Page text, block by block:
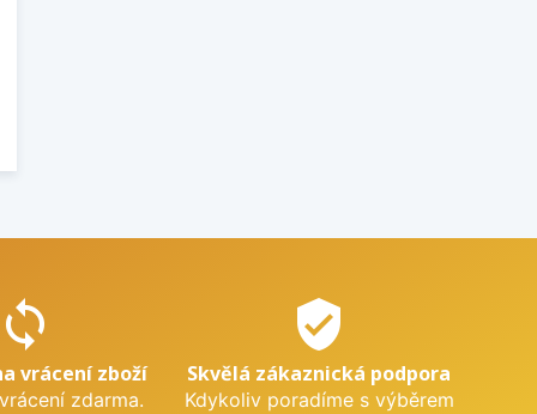
vrácení zboží
zdarma.
verified_user
Skvělá zákaznická podpora
Kdykoliv poradíme s výběrem